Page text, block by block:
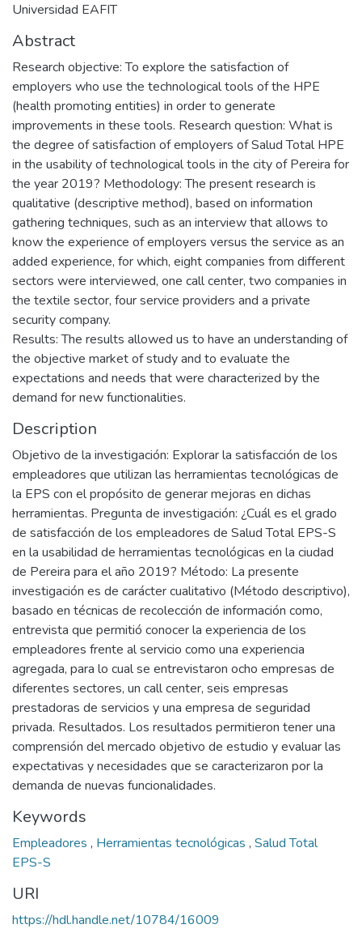
Universidad EAFIT
Abstract
Research objective: To explore the satisfaction of
employers who use the technological tools of the HPE
(health promoting entities) in order to generate
improvements in these tools. Research question: What is
the degree of satisfaction of employers of Salud Total HPE
in the usability of technological tools in the city of Pereira for
the year 2019? Methodology: The present research is
qualitative (descriptive method), based on information
gathering techniques, such as an interview that allows to
know the experience of employers versus the service as an
added experience, for which, eight companies from different
sectors were interviewed, one call center, two companies in
the textile sector, four service providers and a private
security company.
Results: The results allowed us to have an understanding of
the objective market of study and to evaluate the
expectations and needs that were characterized by the
demand for new functionalities.
Description
Objetivo de la investigación: Explorar la satisfacción de los
empleadores que utilizan las herramientas tecnológicas de
la EPS con el propósito de generar mejoras en dichas
herramientas. Pregunta de investigación: ¿Cuál es el grado
de satisfacción de los empleadores de Salud Total EPS-S
en la usabilidad de herramientas tecnológicas en la ciudad
de Pereira para el año 2019? Método: La presente
investigación es de carácter cualitativo (Método descriptivo),
basado en técnicas de recolección de información como,
entrevista que permitió conocer la experiencia de los
empleadores frente al servicio como una experiencia
agregada, para lo cual se entrevistaron ocho empresas de
diferentes sectores, un call center, seis empresas
prestadoras de servicios y una empresa de seguridad
privada. Resultados. Los resultados permitieron tener una
comprensión del mercado objetivo de estudio y evaluar las
expectativas y necesidades que se caracterizaron por la
demanda de nuevas funcionalidades.
Keywords
Empleadores , Herramientas tecnológicas , Salud Total
EPS-S
URI
https://hdl.handle.net/10784/16009